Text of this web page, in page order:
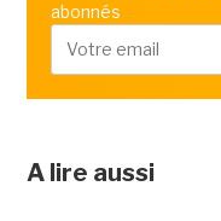
abonnés
A lire aussi